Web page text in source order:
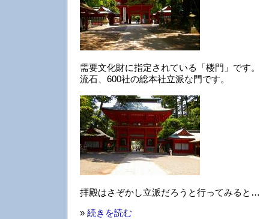
需要文化財に指定されている「楼門」です。
流石、600社の総本社立派な門です。
拝殿はさぞかし立派だろうと行ってみると…
» 続きを読む